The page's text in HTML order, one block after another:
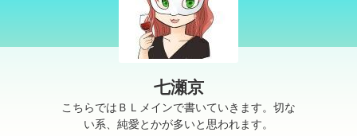
七瀬京
こちらではＢＬメインで書いていきます。切な
い系、純愛とかが多いと思われます。